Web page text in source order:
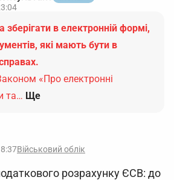
в електронній формі,
які мають бути в
«Про електронні
та… Ще
Військовий облік
розрахунку ЄСВ: до